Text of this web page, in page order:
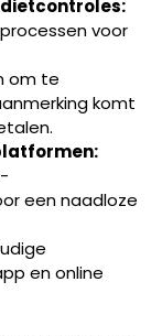
voor
om te
komt
een naadloze
en online